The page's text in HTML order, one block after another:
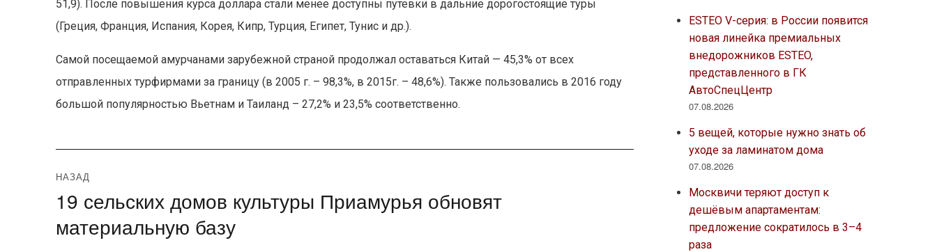
51,9). После повышения курса доллара стали менее доступны путевки в дальние дорогостоящие туры
(Греция, Франция, Испания, Корея, Кипр, Турция, Египет, Тунис и др.).
Самой посещаемой амурчанами зарубежной страной продолжал оставаться Китай — 45,3% от всех
отправленных турфирмами за границу (в 2005 г. – 98,3%, в 2015г. – 48,6%). Также пользовались в 2016 году
большой популярностью Вьетнам и Таиланд – 27,2% и 23,5% соответственно.
Навигация
по
записям
НАЗАД
Предыдущая
19 сельских домов культуры Приамурья обновят
материальную базу
ESTEO V-серия: в России появится
новая линейка премиальных
внедорожников ESTEO,
представленного в ГК
АвтоСпецЦентр
07.08.2026
5 вещей, которые нужно знать об
уходе за ламинатом дома
07.08.2026
Москвичи теряют доступ к
дешёвым апартаментам:
предложение сократилось в 3–4
раза